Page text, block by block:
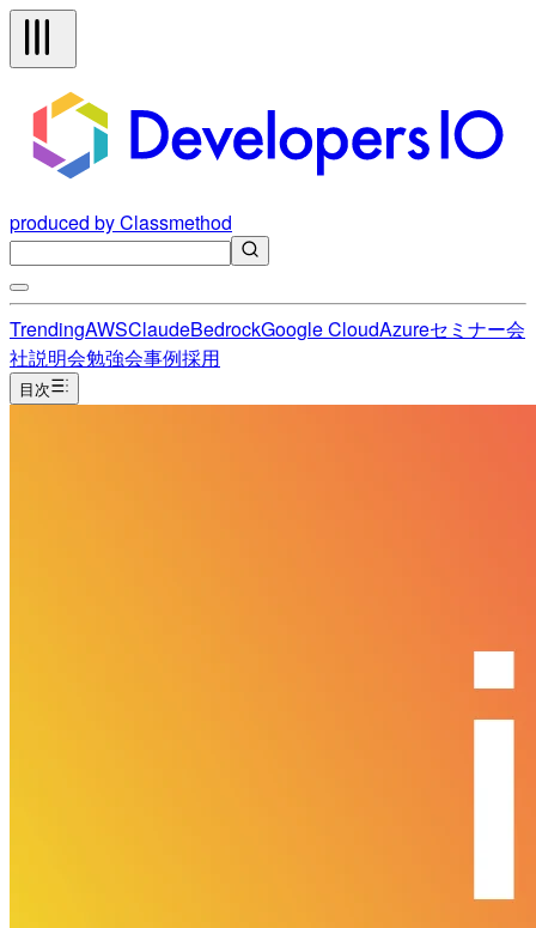
produced by Classmethod
TrendingAWSClaudeBedrockGoogle CloudAzureセミナー会
社説明会勉強会事例採用
目次